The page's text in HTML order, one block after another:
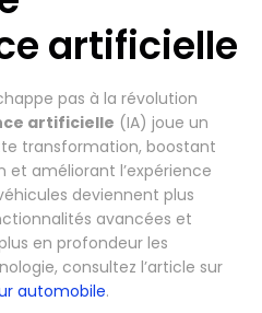
artificielle
pas à la révolution
artificielle (IA) joue un
transformation, boostant
et améliorant l’expérience
deviennent plus
avancées et
en profondeur les
consultez l’article sur
automobile.